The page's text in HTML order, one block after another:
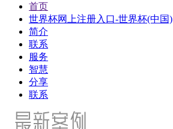
首页
世界杯网上注册入口-世界杯(中国)
简介
联系
服务
智慧
分享
联系